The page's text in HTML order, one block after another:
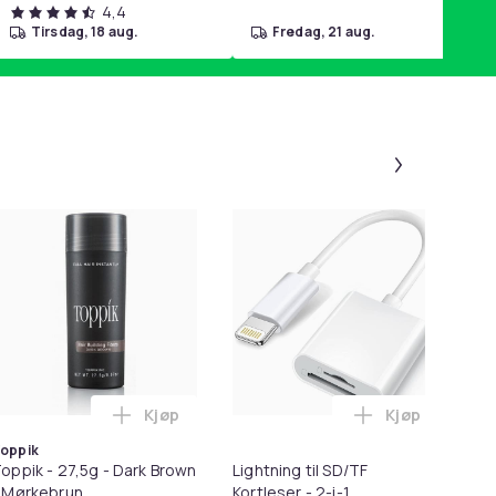
4,4
tirsdag, 18 aug. fredag, 21 aug.
for Poter i handlekurven
Converter 1080p - Adapter i handlekurven
- 27,5g - Dark Brown
Legg Toppik - 27,5g - Dark Brown -
Kjøp
Lightning til SD/TF
Legg
Kjøp